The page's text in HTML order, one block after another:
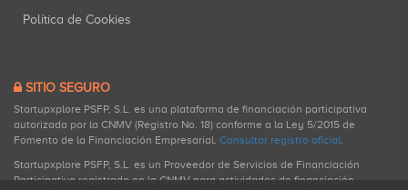
Política de Cookies
SITIO SEGURO
Startupxplore PSFP, S.L. es una plataforma de financiación participativa
autorizada por la CNMV (Registro No. 18) conforme a la Ley 5/2015 de
Fomento de la Financiación Empresarial. Consultar registro oficial.
Startupxplore PSFP, S.L. es un Proveedor de Servicios de Financiación
Participativa registrado en la CNMV para actividades de financiación